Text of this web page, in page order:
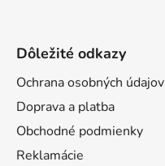
Dôležité odkazy
Ochrana osobných údajov
Doprava a platba
Obchodné podmienky
Reklamácie